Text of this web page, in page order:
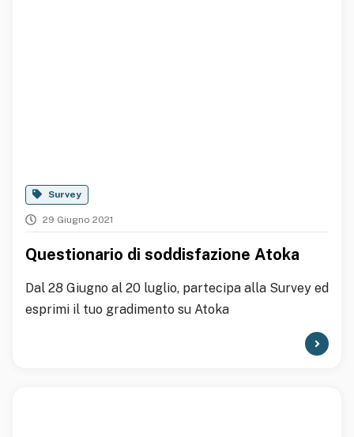
Survey
29 Giugno 2021
Questionario di soddisfazione Atoka
Dal 28 Giugno al 20 luglio, partecipa alla Survey ed
esprimi il tuo gradimento su Atoka